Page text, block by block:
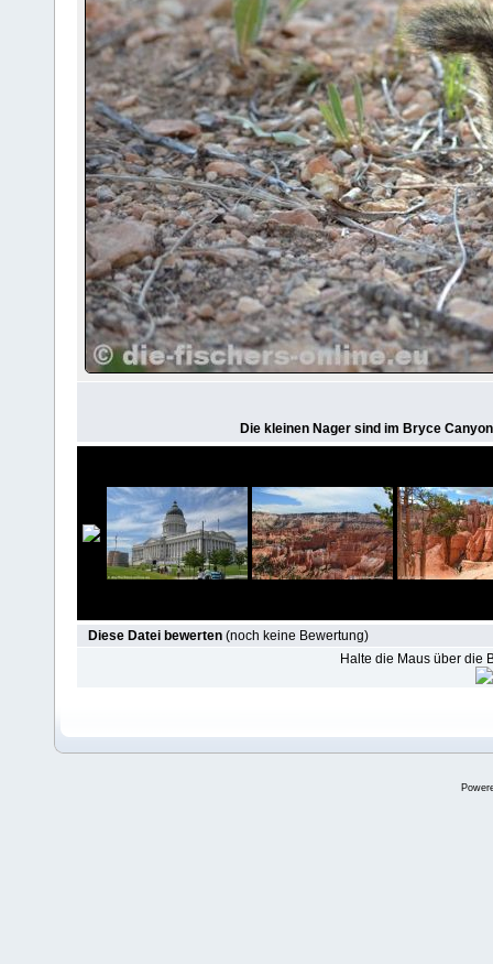
Die kleinen Nager sind im Bryce
Diese Datei bewerten (noch keine Bewertung)
Halte die Maus über die